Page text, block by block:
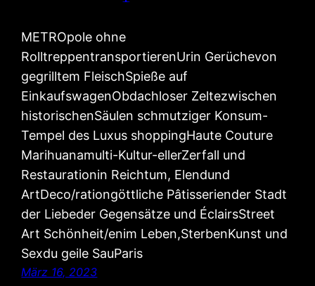
METROpole ohne
RolltreppentransportierenUrin Gerüchevon
gegrilltem FleischSpieße auf
EinkaufswagenObdachloser Zeltezwischen
historischenSäulen schmutziger Konsum-
Tempel des Luxus shoppingHaute Couture
Marihuanamulti-Kultur-ellerZerfall und
Restaurationin Reichtum, Elendund
ArtDeco/rationgöttliche Pâtisseriender Stadt
der Liebeder Gegensätze und ÉclairsStreet
Art Schönheit/enim Leben,SterbenKunst und
Sexdu geile SauParis
März 16, 2023